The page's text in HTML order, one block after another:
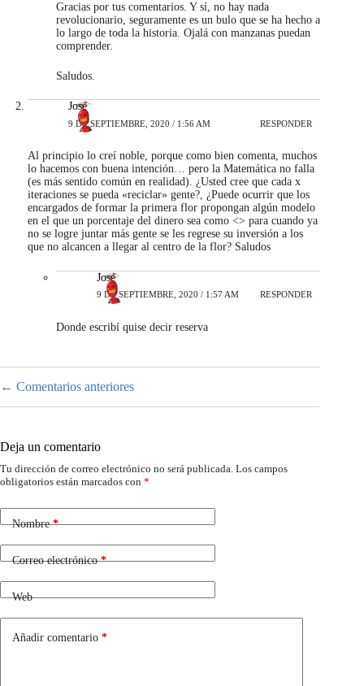
Gracias por tus comentarios. Y sí, no hay nada
revolucionario, seguramente es un bulo que se ha hecho a
lo largo de toda la historia. Ojalá con manzanas puedan
comprender.
Saludos.
José
9 DE SEPTIEMBRE, 2020 / 1:56 AM RESPONDER
Al principio lo creí noble, porque como bien comenta, muchos
lo hacemos con buena intención… pero la Matemática no falla
(es más sentido común en realidad). ¿Usted cree que cada x
iteraciones se pueda «reciclar» gente?, ¿Puede ocurrir que los
encargados de formar la primera flor propongan algún modelo
en el que un porcentaje del dinero sea como <> para cuando ya
no se logre juntar más gente se les regrese su inversión a los
que no alcancen a llegar al centro de la flor? Saludos
José
9 DE SEPTIEMBRE, 2020 / 1:57 AM RESPONDER
Donde escribí quise decir reserva
de
← Comentarios anteriores
Deja un comentario
Tu dirección de correo electrónico no será publicada. Los campos
obligatorios están marcados con *
Nombre*
Correo electrónico*
Web
Añadir comentario *